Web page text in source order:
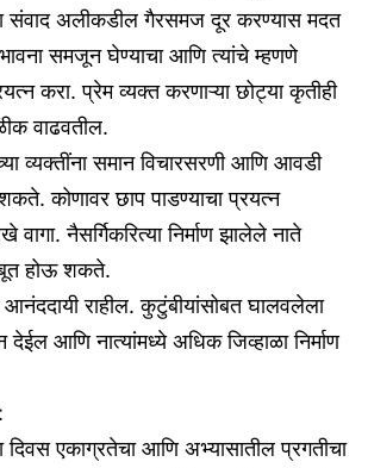
संवाद अलीकडील गैरसमज दूर करण्यास मदत
समजून घेण्याचा आणि त्यांचे म्हणणे
करा. प्रेम व्यक्त करणाऱ्या छोट्या कृतीही
वाढवतील.
व्यक्तींना समान विचारसरणी आणि आवडी
कोणावर छाप पाडण्याचा प्रयत्न
वागा. नैसर्गिकरित्या निर्माण झालेले नाते
होऊ शकते.
आनंददायी राहील. कुटुंबीयांसोबत घालवलेला
आणि नात्यांमध्ये अधिक जिव्हाळा निर्माण
दिवस एकाग्रतेचा आणि अभ्यासातील प्रगतीचा